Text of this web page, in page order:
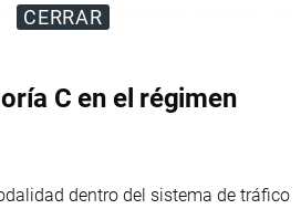
CERRAR
para importaciones urgentes o de
C en el régimen
dentro del sistema de tráfico